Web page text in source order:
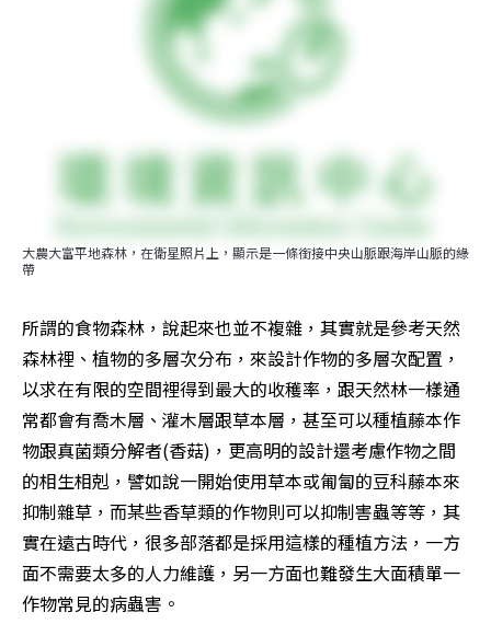
大農大富平地森林，在衛星照片上，顯示是一條銜接中央山脈跟海岸山脈的綠
帶
所謂的食物森林，說起來也並不複雜，其實就是參考天然
森林裡、植物的多層次分布，來設計作物的多層次配置，
以求在有限的空間裡得到最大的收穫率，跟天然林一樣通
常都會有喬木層、灌木層跟草本層，甚至可以種植藤本作
物跟真菌類分解者(香菇)，更高明的設計還考慮作物之間
的相生相剋，譬如說一開始使用草本或匍匐的豆科藤本來
抑制雜草，而某些香草類的作物則可以抑制害蟲等等，其
實在遠古時代，很多部落都是採用這樣的種植方法，一方
面不需要太多的人力維護，另一方面也難發生大面積單一
作物常見的病蟲害。